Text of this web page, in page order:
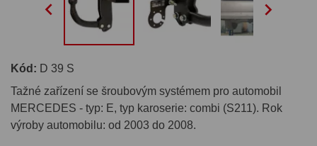
 
Kód: D 39 S
Tažné zařízení se šroubovým systémem pro automobil
MERCEDES - typ: E, typ karoserie: combi (S211). Rok
výroby automobilu: od 2003 do 2008.